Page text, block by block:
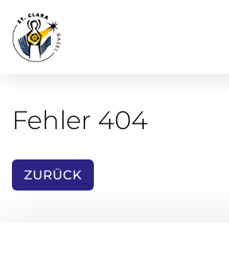
Fehler 404
ZURÜCK